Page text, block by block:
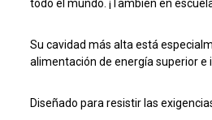
todo el mundo. ¡También en
Su cavidad más alta está
alimentación de energía superior
Diseñado para resistir las